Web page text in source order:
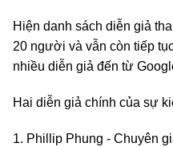
Hiện danh sách diễn giả
20 người và vẫn còn tiếp
nhiều diễn giả đến từ
Hai diễn giả chính của sự
1. Phillip Phung - Chuyên